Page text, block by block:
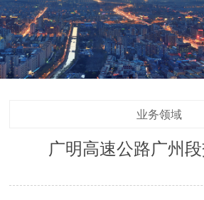
业务领域
广明高速公路广州